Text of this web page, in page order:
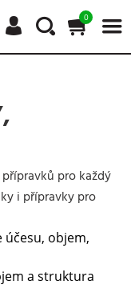
0
pro každý
i přípravky pro
účesu, objem,
a struktura